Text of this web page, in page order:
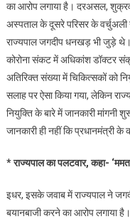
का आरोप लगाया है। दरअसल,
अस्पताल के दूसरे परिसर के वर्चुअली
राज्यपाल जगदीप धनखड़ भी जुड़े थे।
कोरोना संकट में अधिकांश डॉक्टर
अतिरिक्त संख्या में चिकित्सकों को
सलाह पर ऐसा किया गया, लेकिन
नियुक्ति के बारे में जानकारी मांगनी
जानकारी ही नहीं कि प्रधानमंत्री
* राज्यपाल का पलटवार,कहा- ‘
इधर, इसके जवाब में राज्यपाल ने
बयानबाजी करने का आरोप लगाया